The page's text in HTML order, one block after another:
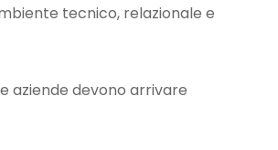
tecnico, relazionale e
aziende devono arrivare